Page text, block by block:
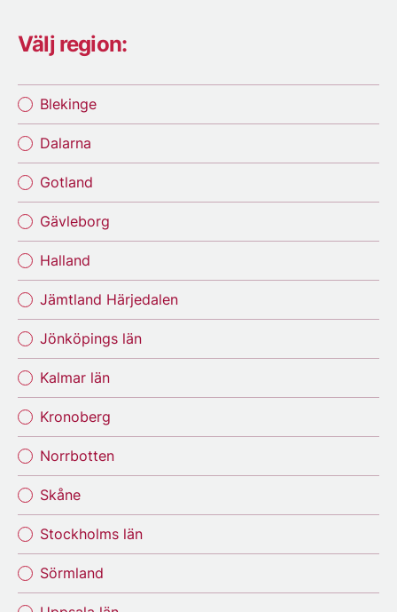
Välj region:
Blekinge
Dalarna
Gotland
Gävleborg
Halland
Jämtland Härjedalen
Jönköpings län
Kalmar län
Kronoberg
Norrbotten
Skåne
Stockholms län
Sörmland